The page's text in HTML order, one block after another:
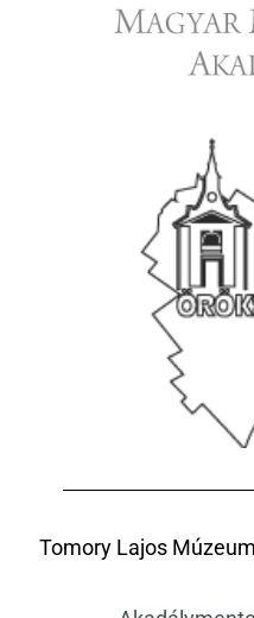
Tomory Lajos